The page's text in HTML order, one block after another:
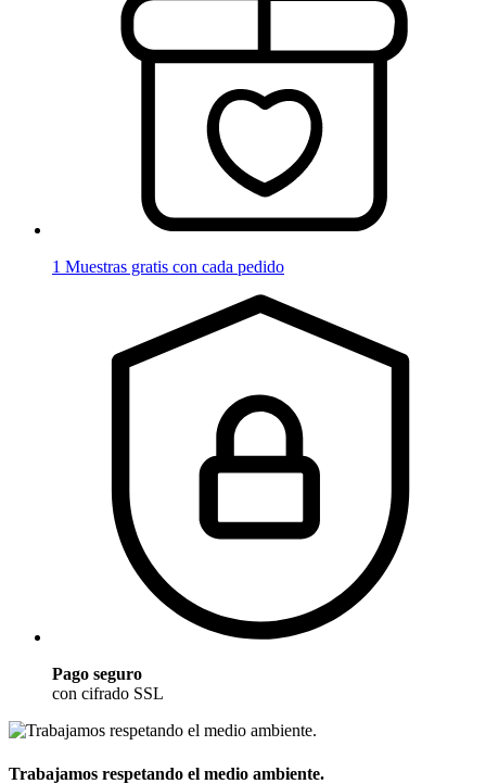
1 Muestras gratis con cada pedido
Pago seguro
con cifrado SSL
Trabajamos respetando el medio ambiente.